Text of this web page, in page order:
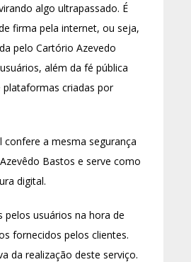
algo ultrapassado. É
firma pela internet, ou seja,
pelo Cartório Azevedo
além da fé pública
criadas por
a mesma segurança
Bastos e serve como
digital.
usuários na hora de
fornecidos pelos clientes.
da realização deste serviço.